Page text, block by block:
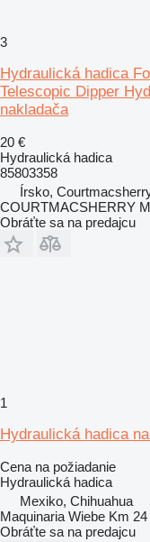
3
Hydraulická hadica
Telescopic Dipper
nakladača
20 €
Hydraulická hadica
85803358
Írsko,
COURTMACSHERRY
Obráťte sa na predajcu
1
Hydraulická hadica
Cena na požiadanie
Hydraulická hadica
Mexiko, Chihuahua
Maquinaria Wiebe Km
Obráťte sa na predajcu